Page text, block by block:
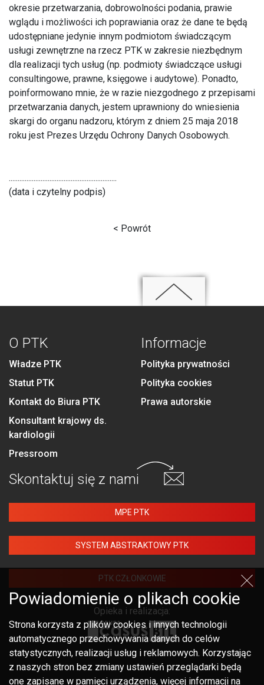
okresie przetwarzania, dobrowolności podania, prawie
wglądu i możliwości ich poprawiania oraz że dane te będą
udostępniane jedynie innym podmiotom świadczącym
usługi zewnętrzne na rzecz PTK w zakresie niezbędnym
dla realizacji tych usług (np. podmioty świadczące usługi
consultingowe, prawne, księgowe i audytowe). Ponadto,
poinformowano mnie, że w razie niezgodnego z przepisami
przetwarzania danych, jestem uprawniony do wniesienia
skargi do organu nadzoru, którym z dniem 25 maja 2018
roku jest Prezes Urzędu Ochrony Danych Osobowych.
.............................................................
(data i czytelny podpis)
< Powrót
O PTK
Władze PTK
Statut PTK
Kontakt do Biura PTK
Konsultant krajowy ds.
kardiologii
Pressroom
Informacje
Polityka prywatności
Polityka cookies
Prawa autorskie
Skontaktuj się z nami
MPE PTK
SYSTEM ABSTRAKTOWY PTK
PTK CZŁONKOWIE
Opieka i realizacja:
Powiadomienie o plikach cookie
Strona korzysta z plików cookies i innych technologii
automatycznego przechowywania danych do celów
statystycznych, realizacji usług i reklamowych. Korzystając
z naszych stron bez zmiany ustawień przeglądarki będą
one zapisane w pamięci urządzenia, więcej informacji na